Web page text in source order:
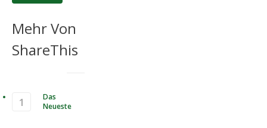
Mehr Von
ShareThis
Das
Neueste